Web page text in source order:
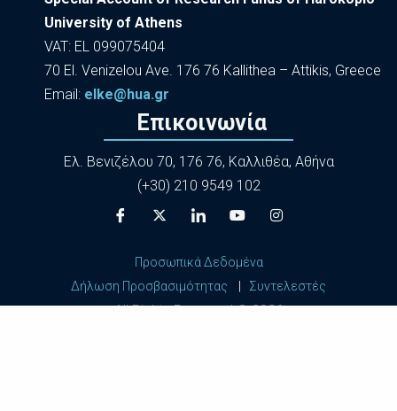
University of Athens
VAT: EL 099075404
70 El. Venizelou Ave. 176 76 Kallithea – Attikis, Greece
Εmail: elke@hua.gr
Επικοινωνία
Ελ. Βενιζέλου 70, 176 76, Καλλιθέα, Αθήνα
(+30) 210 9549 102
Προσωπικά Δεδομένα
Δήλωση Προσβασιμότητας
Συντελεστές
All Rights Reserved ©2026